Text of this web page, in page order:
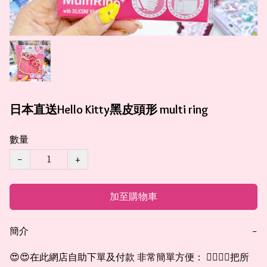
日本直送Hello Kitty黑皮頭形 multi ring
數量
−
+
加至購物車
簡介 −
😍😍在此網店自助下單及付款 非常簡單方便： 👉🏻👉🏻把所